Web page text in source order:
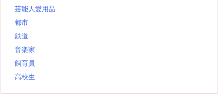
芸能人愛用品
都市
鉄道
音楽家
飼育員
高校生